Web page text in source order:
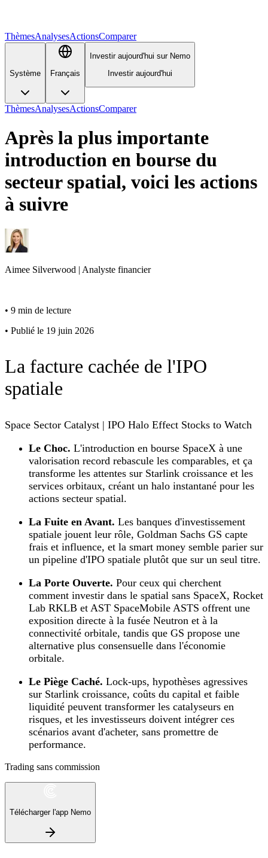
ThèmesAnalysesActionsComparer
Système Français
Investir aujourd'hui sur Nemo
Investir aujourd'hui
ThèmesAnalysesActionsComparer
Après la plus importante
introduction en bourse du
secteur spatial, voici les actions
à suivre
Aimee Silverwood | Analyste financier
• 9 min de lecture
• Publié le 19 juin 2026
La facture cachée de l'IPO
spatiale
Space Sector Catalyst | IPO Halo Effect Stocks to Watch
Le Choc. L'introduction en bourse SpaceX à une
valorisation record rebascule les comparables, et ça
transforme les attentes sur Starlink croissance et les
services orbitaux, créant un halo instantané pour les
actions secteur spatial.
La Fuite en Avant. Les banques d'investissement
spatiale jouent leur rôle, Goldman Sachs GS capte
frais et influence, et la smart money semble parier sur
un pipeline d'IPO spatiale plutôt que sur un seul titre.
La Porte Ouverte. Pour ceux qui cherchent
comment investir dans le spatial sans SpaceX, Rocket
Lab RKLB et AST SpaceMobile ASTS offrent une
exposition directe à la fusée Neutron et à la
connectivité orbitale, tandis que GS propose une
alternative plus consensuelle dans l'économie
orbitale.
Le Piège Caché. Lock-ups, hypothèses agressives
sur Starlink croissance, coûts du capital et faible
liquidité peuvent transformer les catalyseurs en
risques, et les investisseurs doivent intégrer ces
scénarios avant d'acheter, sans promettre de
performance.
Trading sans commission
Télécharger l'app Nemo